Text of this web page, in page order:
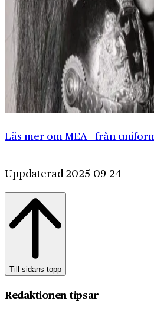
Läs mer om MEA - från
Uppdaterad 2025-09-24
Till sidans topp
Redaktionen tipsar